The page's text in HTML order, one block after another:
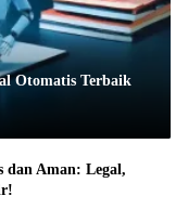
Otomatis Terbaik
dan Aman: Legal,